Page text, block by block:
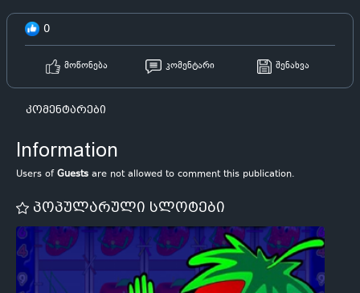
0
მოწონება კომენტარი შენახვა
კომენტარები
Information
Users ofGuests are not allowed to comment this publication.
პოპულარული სლოტები